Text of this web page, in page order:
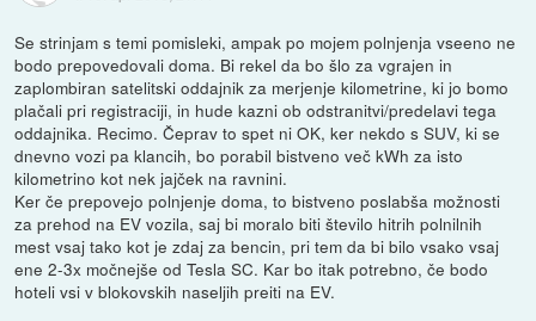
Se strinjam s temi pomisleki, ampak po mojem polnjenja vseeno ne
bodo prepovedovali doma. Bi rekel da bo šlo za vgrajen in
zaplombiran satelitski oddajnik za merjenje kilometrine, ki jo bomo
plačali pri registraciji, in hude kazni ob odstranitvi/predelavi tega
oddajnika. Recimo. Čeprav to spet ni OK, ker nekdo s SUV, ki se
dnevno vozi pa klancih, bo porabil bistveno več kWh za isto
kilometrino kot nek jajček na ravnini.
Ker če prepovejo polnjenje doma, to bistveno poslabša možnosti
za prehod na EV vozila, saj bi moralo biti število hitrih polnilnih
mest vsaj tako kot je zdaj za bencin, pri tem da bi bilo vsako vsaj
ene 2-3x močnejše od Tesla SC. Kar bo itak potrebno, če bodo
hoteli vsi v blokovskih naseljih preiti na EV.